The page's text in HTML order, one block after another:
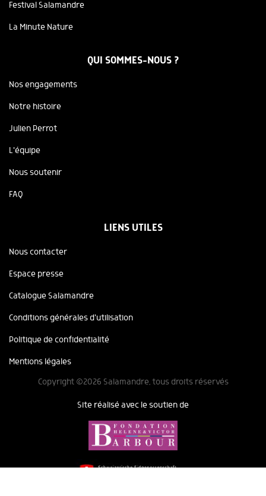
Festival Salamandre
La Minute Nature
QUI SOMMES-NOUS ?
Nos engagements
Notre histoire
Julien Perrot
L'équipe
Nous soutenir
FAQ
LIENS UTILES
Nous contacter
Espace presse
Catalogue Salamandre
Conditions générales d'utilisation
Politique de confidentialité
Mentions légales
Copyright ©2026 Salamandre, tous droits réservés
Site réalisé avec le soutien de